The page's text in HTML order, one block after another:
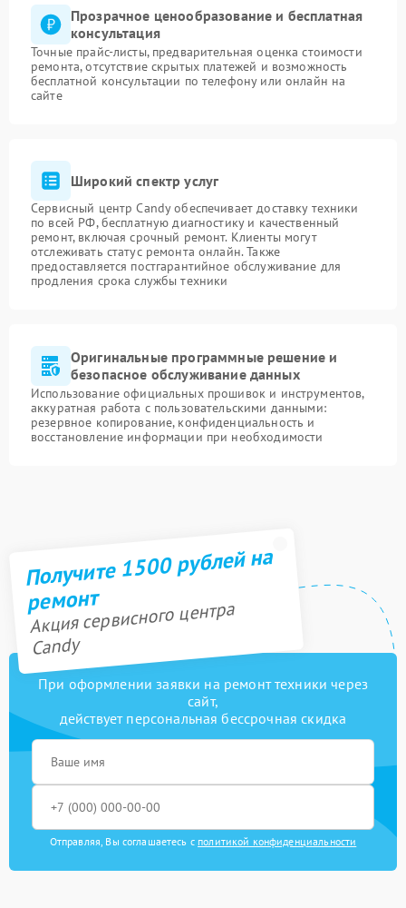
Прозрачное ценообразование и бесплатная
консультация
Точные прайс-листы, предварительная оценка стоимости
ремонта, отсутствие скрытых платежей и возможность
бесплатной консультации по телефону или онлайн на
сайте
Широкий спектр услуг
Сервисный центр Candy обеспечивает доставку техники
по всей РФ, бесплатную диагностику и качественный
ремонт, включая срочный ремонт. Клиенты могут
отслеживать статус ремонта онлайн. Также
предоставляется постгарантийное обслуживание для
продления срока службы техники
Оригинальные программные решение и
безопасное обслуживание данных
Использование официальных прошивок и инструментов,
аккуратная работа с пользовательскими данными:
резервное копирование, конфиденциальность и
восстановление информации при необходимости
Получите 1500 рублей на
ремонт
Акция сервисного центра
Candy
При оформлении заявки на ремонт техники через
сайт,
действует персональная бессрочная скидка
Отправляя, Вы соглашаетесь с политикой конфиденциальности